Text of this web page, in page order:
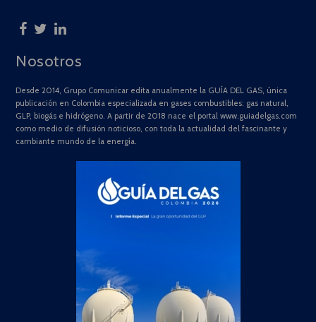
Nosotros
Desde 2014, Grupo Comunicar edita anualmente la GUÍA DEL GAS, única
publicación en Colombia especializada en gases combustibles: gas natural,
GLP, biogás e hidrógeno. A partir de 2018 nace el portal www.guiadelgas.com
como medio de difusión noticioso, con toda la actualidad del fascinante y
cambiante mundo de la energía.